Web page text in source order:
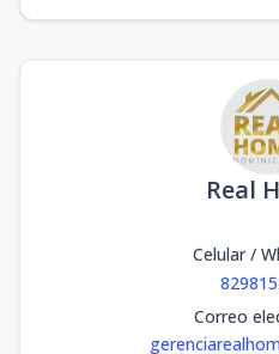
Real
Celular /
Correo